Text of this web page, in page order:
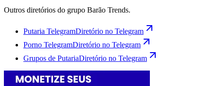
Outros diretórios do grupo Barão Trends.
Putaria TelegramDiretório no Telegram
Porno TelegramDiretório no Telegram
Grupos de PutariaDiretório no Telegram